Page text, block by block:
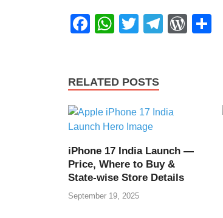
F
e
o
k
W
s
p
T
er
T
m
W
RELATED POSTS
iPhone 17 India Launch —
Price, Where to Buy &
State-wise Store Details
September 19, 2025